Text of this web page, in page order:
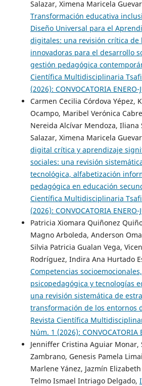
Salazar, Ximena Maricela
Transformación educativa
Diseño Universal para el
digitales: una revisión crítica de
innovadoras para el desarrollo
gestión pedagógica
Científica Multidisciplinaria
(2026): CONVOCATORIA
Carmen Cecilia Córdova Yépez,
Ocampo, Maribel Verónica
Nereida Alcívar Mendoza, Iliana
Salazar, Ximena Maricela
digital crítica y aprendizaje
sociales: una revisión
tecnológica, alfabetización
pedagógica en educación
Científica Multidisciplinaria
(2026): CONVOCATORIA
Patricia Xiomara Quiñonez
Magno Arboleda, Anderson
Silvia Patricia Gualan Vega,
Rodríguez, Indira Ana Hurtado
Competencias
psicopedagógica y tecnologías
una revisión sistemática de
transformación de los entornos
Revista Científica
Núm. 1 (2026): CONVOCATORIA
Jenniffer Cristina Aguiar Monar,
Zambrano, Genesis Pamela
Marlene Yánez, Jazmín
Telmo Ismael Intriago Delgado,